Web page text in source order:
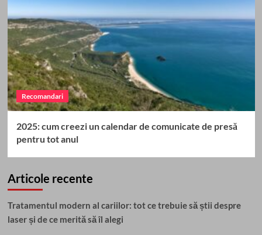
Recomandari
2025: cum creezi un calendar de comunicate de presă
pentru tot anul
Articole recente
Tratamentul modern al cariilor: tot ce trebuie să știi despre
laser și de ce merită să îl alegi